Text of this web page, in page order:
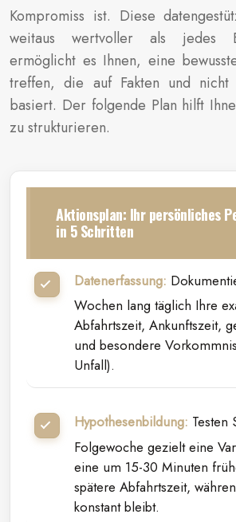
Kompromiss ist. Diese
weitaus wertvoller als jedes
ermöglicht es Ihnen, eine
treffen, die auf Fakten und nicht
basiert. Der folgende Plan hilft
zu strukturieren.
Aktionsplan: Ihr persönliches
in 5 Schritten
Datenerfassung:
Wochen lang täglich Ihre
Abfahrtszeit, Ankunftszeit,
und besondere
Unfall).
Hypothesenbildung: Testen
Folgewoche gezielt eine
eine um 15-30 Minuten
spätere Abfahrtszeit,
konstant bleibt.